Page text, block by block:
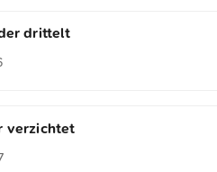
drittelt
verzichtet